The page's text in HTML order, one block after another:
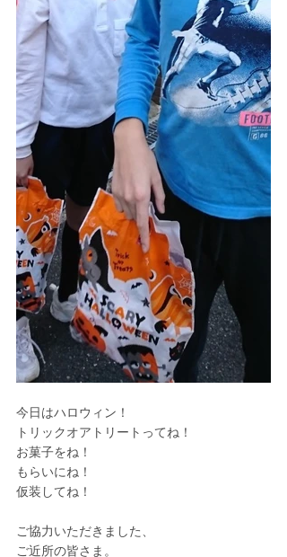
今日はハロウィン！
トリックオアトリートってね！
お菓子をね！
もらいにね！
仮装してね！
ご協力いただきました、
ご近所の皆さま。